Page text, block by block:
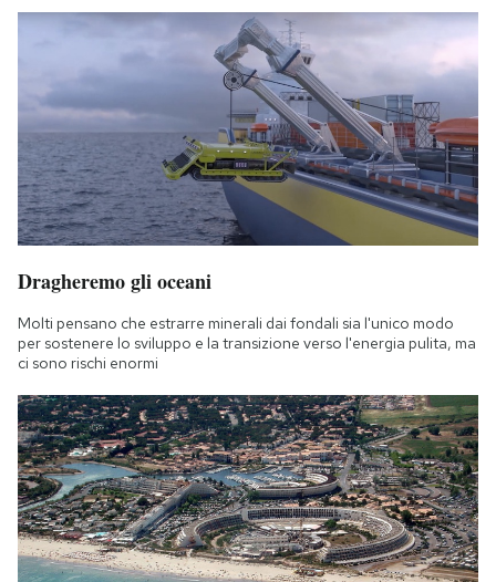
Dragheremo gli oceani
Molti pensano che estrarre minerali dai fondali sia l'unico modo
per sostenere lo sviluppo e la transizione verso l'energia pulita, ma
ci sono rischi enormi